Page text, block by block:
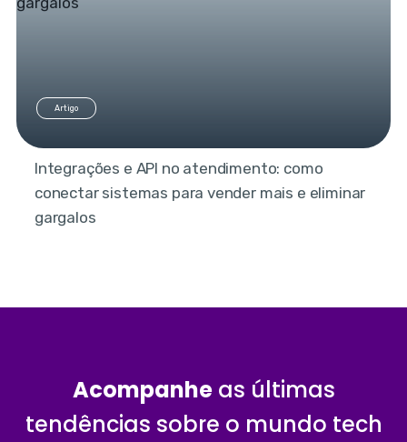
Artigo
Integrações e API no atendimento: como
conectar sistemas para vender mais e eliminar
gargalos
Acompanheas últimas
tendências sobre o mundo tech